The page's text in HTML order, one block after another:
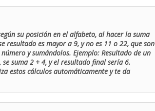
su posición en el alfabeto, al hacer la suma
resultado es mayor a 9, y no es 11 o 22, que son
y sumándolos. Ejemplo: Resultado de un
suma 2 + 4, y el resultado final sería 6.
estos cálculos automáticamente y te da